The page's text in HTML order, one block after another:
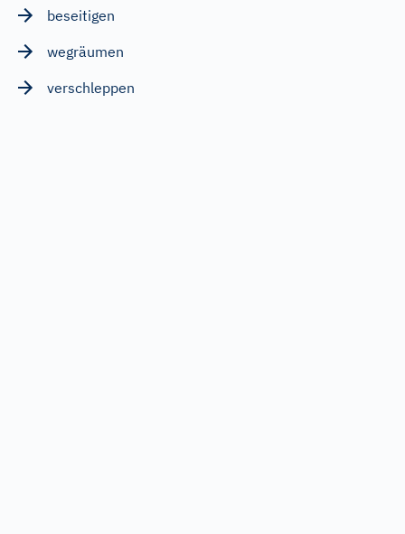
beseitigen
wegräumen
verschleppen